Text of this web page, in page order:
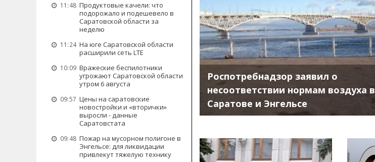
11:48 Продуктовые качели: что
подорожало и подешевело в
Саратовской области за
неделю
11:24 На юге Саратовской области
расширили сеть LTE
10:09 Вражеские беспилотники
угрожают Саратовской области
утром 6 августа
09:57 Цены на саратовские
новостройки и «вторички»
выросли - данные
Саратовстата
09:48 Пожар на мусорном полигоне в
Энгельсе: для ликвидации
привлекут тяжелую технику
Роспотребнадзор заявил о
несоответствии нормам воздуха в
Саратове и Энгельсе